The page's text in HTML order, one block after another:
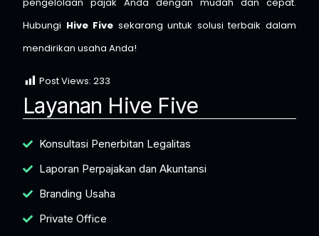
Hubungi Hive Five sekarang untuk solusi terbaik dalam
mendirikan usaha Anda!
Post Views: 233
Layanan Hive Five
Konsultasi Penerbitan Legalitas
Laporan Perpajakan dan Akuntansi
Branding Usaha
Private Office